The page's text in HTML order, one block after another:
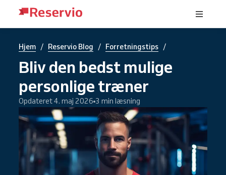
Hjem / Reservio Blog / Forretningstips /
Bliv den bedst mulige
personlige træner
Opdateret 4. maj 2026 3 min læsning